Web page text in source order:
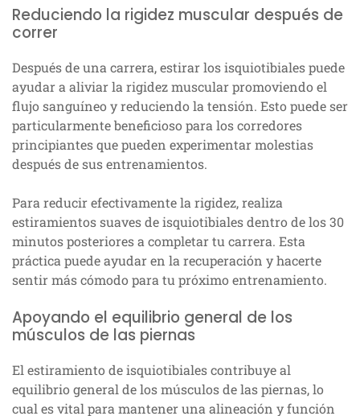
Reduciendo la rigidez muscular después de
correr
Después de una carrera, estirar los isquiotibiales puede
ayudar a aliviar la rigidez muscular promoviendo el
flujo sanguíneo y reduciendo la tensión. Esto puede ser
particularmente beneficioso para los corredores
principiantes que pueden experimentar molestias
después de sus entrenamientos.
Para reducir efectivamente la rigidez, realiza
estiramientos suaves de isquiotibiales dentro de los 30
minutos posteriores a completar tu carrera. Esta
práctica puede ayudar en la recuperación y hacerte
sentir más cómodo para tu próximo entrenamiento.
Apoyando el equilibrio general de los
músculos de las piernas
El estiramiento de isquiotibiales contribuye al
equilibrio general de los músculos de las piernas, lo
cual es vital para mantener una alineación y función